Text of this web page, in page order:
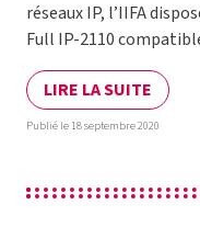
réseaux IP, l’IIFA
Full IP-2110
LIRE LA SUITE
Publié le 18 septembre 2020